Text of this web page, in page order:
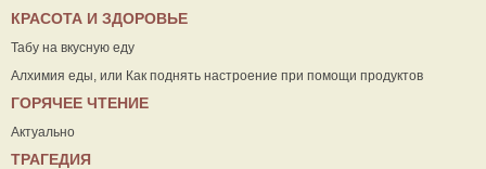
КРАСОТА И ЗДОРОВЬЕ
Табу на вкусную еду
Алхимия еды, или Как поднять настроение при помощи продуктов
ГОРЯЧЕЕ ЧТЕНИЕ
Актуально
ТРАГЕДИЯ